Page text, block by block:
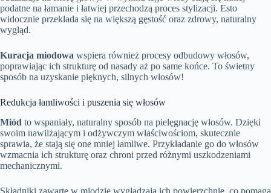
podatne na łamanie i łatwiej przechodzą proces stylizacji. Esto
widocznie przekłada się na większą gęstość oraz zdrowy, naturalny
wygląd.
Kuracja miodowa wspiera również procesy odbudowy włosów,
poprawiając ich strukturę od nasady aż po same końce. To świetny
sposób na uzyskanie pięknych, silnych włosów!
Redukcja łamliwości i puszenia się włosów
Miód to wspaniały, naturalny sposób na pielęgnację włosów. Dzięki
swoim nawilżającym i odżywczym właściwościom, skutecznie
sprawia, że stają się one mniej łamliwe. Przykładanie go do włosów
wzmacnia ich strukturę oraz chroni przed różnymi uszkodzeniami
mechanicznymi.
Składniki zawarte w miodzie wygładzają ich powierzchnię, co pomaga